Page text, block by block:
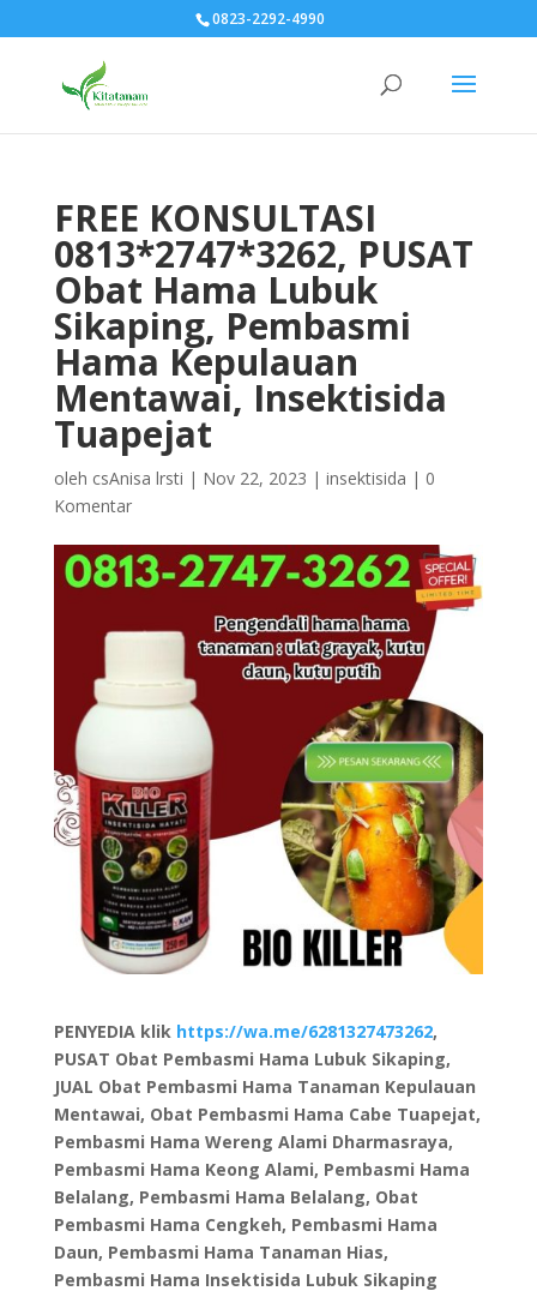
0823-2292-4990
FREE KONSULTASI
0813*2747*3262, PUSAT
Obat Hama Lubuk
Sikaping, Pembasmi
Hama Kepulauan
Mentawai, Insektisida
Tuapejat
oleh csAnisa lrsti | Nov 22, 2023 | insektisida | 0
Komentar
PENYEDIA klik https://wa.me/6281327473262,
PUSAT Obat Pembasmi Hama Lubuk Sikaping,
JUAL Obat Pembasmi Hama Tanaman Kepulauan
Mentawai, Obat Pembasmi Hama Cabe Tuapejat,
Pembasmi Hama Wereng Alami Dharmasraya,
Pembasmi Hama Keong Alami, Pembasmi Hama
Belalang, Pembasmi Hama Belalang, Obat
Pembasmi Hama Cengkeh, Pembasmi Hama
Daun, Pembasmi Hama Tanaman Hias,
Pembasmi Hama Insektisida Lubuk Sikaping